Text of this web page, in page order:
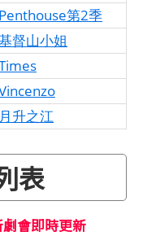
Penthouse第2季
督山小姐
月升之江
表
會即時更新